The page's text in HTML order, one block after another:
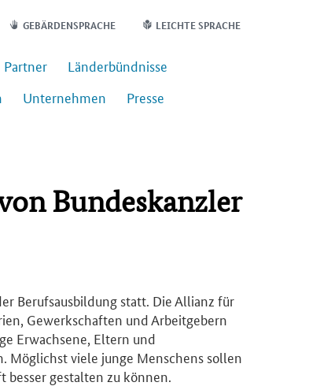
GEBÄRDENSPRACHE LEICHTE SPRACHE
Part­ner
Län­der­bünd­nis­se
Un­ter­neh­men Pres­se
Bundeskanzler
Berufsausbildung statt. Die Allianz für
Gewerkschaften und Arbeitgebern
Erwachsene, Eltern und
Möglichst viele junge Menschens sollen
besser gestalten zu können.